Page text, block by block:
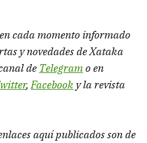
cada momento informado
y novedades de Xataka
de Telegramo en
,Facebook y la revista
aquí publicados son de